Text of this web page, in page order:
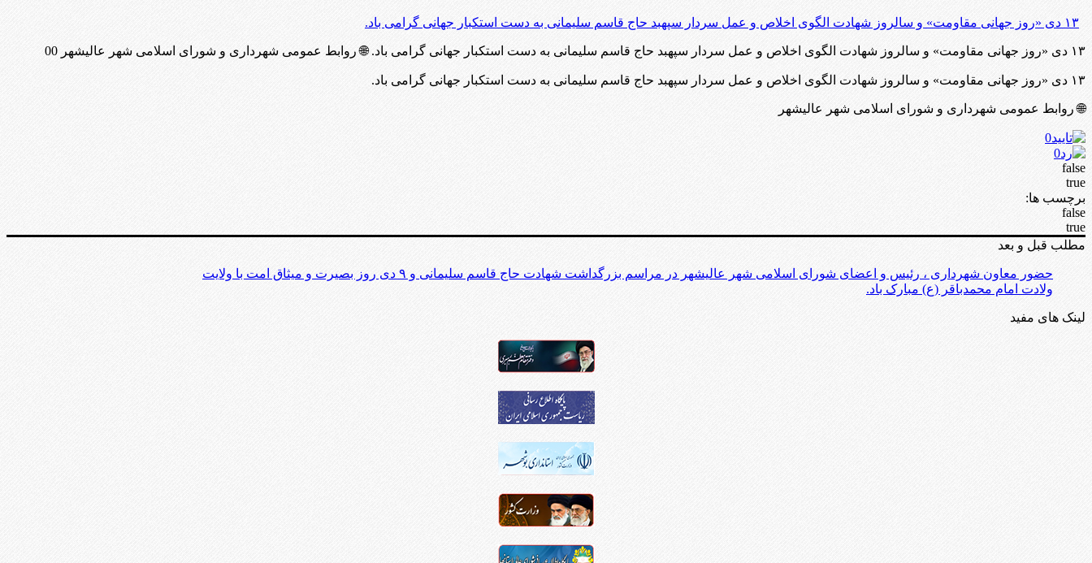
۱۳ دی «روز جهانی مقاومت» و سالروز شهادت الگوی اخلاص و عمل سردار سپهبد حاج قاسم سلیمانی به دست استکبار جهانی گرامی باد.
۱۳ دی «روز جهانی مقاومت» و سالروز شهادت الگوی اخلاص و عمل سردار سپهبد حاج قاسم سلیمانی به دست استکبار جهانی گرامی باد. 🌐 روابط عمومی شهرداری و شورای اسلامی شهر عالیشهر 00
۱۳ دی «روز جهانی مقاومت» و سالروز شهادت الگوی اخلاص و عمل سردار سپهبد حاج قاسم سلیمانی به دست استکبار جهانی گرامی باد.
🌐 روابط عمومی شهرداری و شورای اسلامی شهر عالیشهر
0
0
false
true
برچسب ها:
false
true
مطلب قبل و بعد
حضور معاون شهرداری ، رئیس و اعضای شورای اسلامی شهر عالیشهر در مراسم بزرگداشت شهادت حاج قاسم سلیمانی و ۹ دی روز بصیرت و میثاق امت با ولایت
ولادت امام محمدباقر (ع) مبارک باد.
لینک های مفید